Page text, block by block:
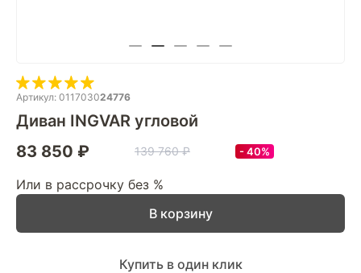
Артикул: 011703024776
Диван INGVAR угловой
83 850 ₽
139 760 ₽ 40%
Или в рассрочку без %
В корзину
Купить в один клик